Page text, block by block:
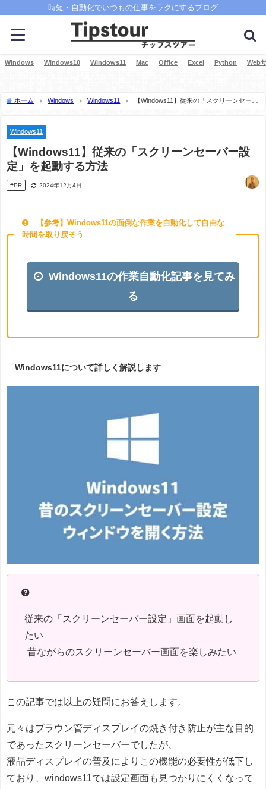
時短・自動化でいつもの仕事をラクにするブログ
Windows Windows10 Windows11 Mac Office Excel Python Web
ホーム Windows Windows11
【Windows11】従来の「スクリーンセーバ
Windows11
【Windows11】従来の「スクリーンセーバー設
定」を起動する方法
#PR 2024年12月4日
【参考】Windows11の面倒な作業を自動化して自由な
時間を取り戻そう
Windows11の作業自動化記事を見てみ
る
Windows11について詳しく解説します
従来の「スクリーンセーバー設定」画面を起動し
たい
昔ながらのスクリーンセーバー画面を楽しみたい
この記事では以上の疑問にお答えします。
元々はブラウン管ディスプレイの焼き付き防止が主な目的
であったスクリーンセーバーでしたが、
液晶ディスプレイの普及によりこの機能の必要性が低下し
ており、windows11では設定画面も見つかりにくくなって